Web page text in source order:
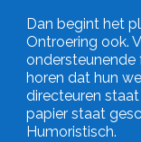
Dan begint het
Ontroering ook.
ondersteunende
horen dat hun
directeuren
papier staat
Humoristisch.